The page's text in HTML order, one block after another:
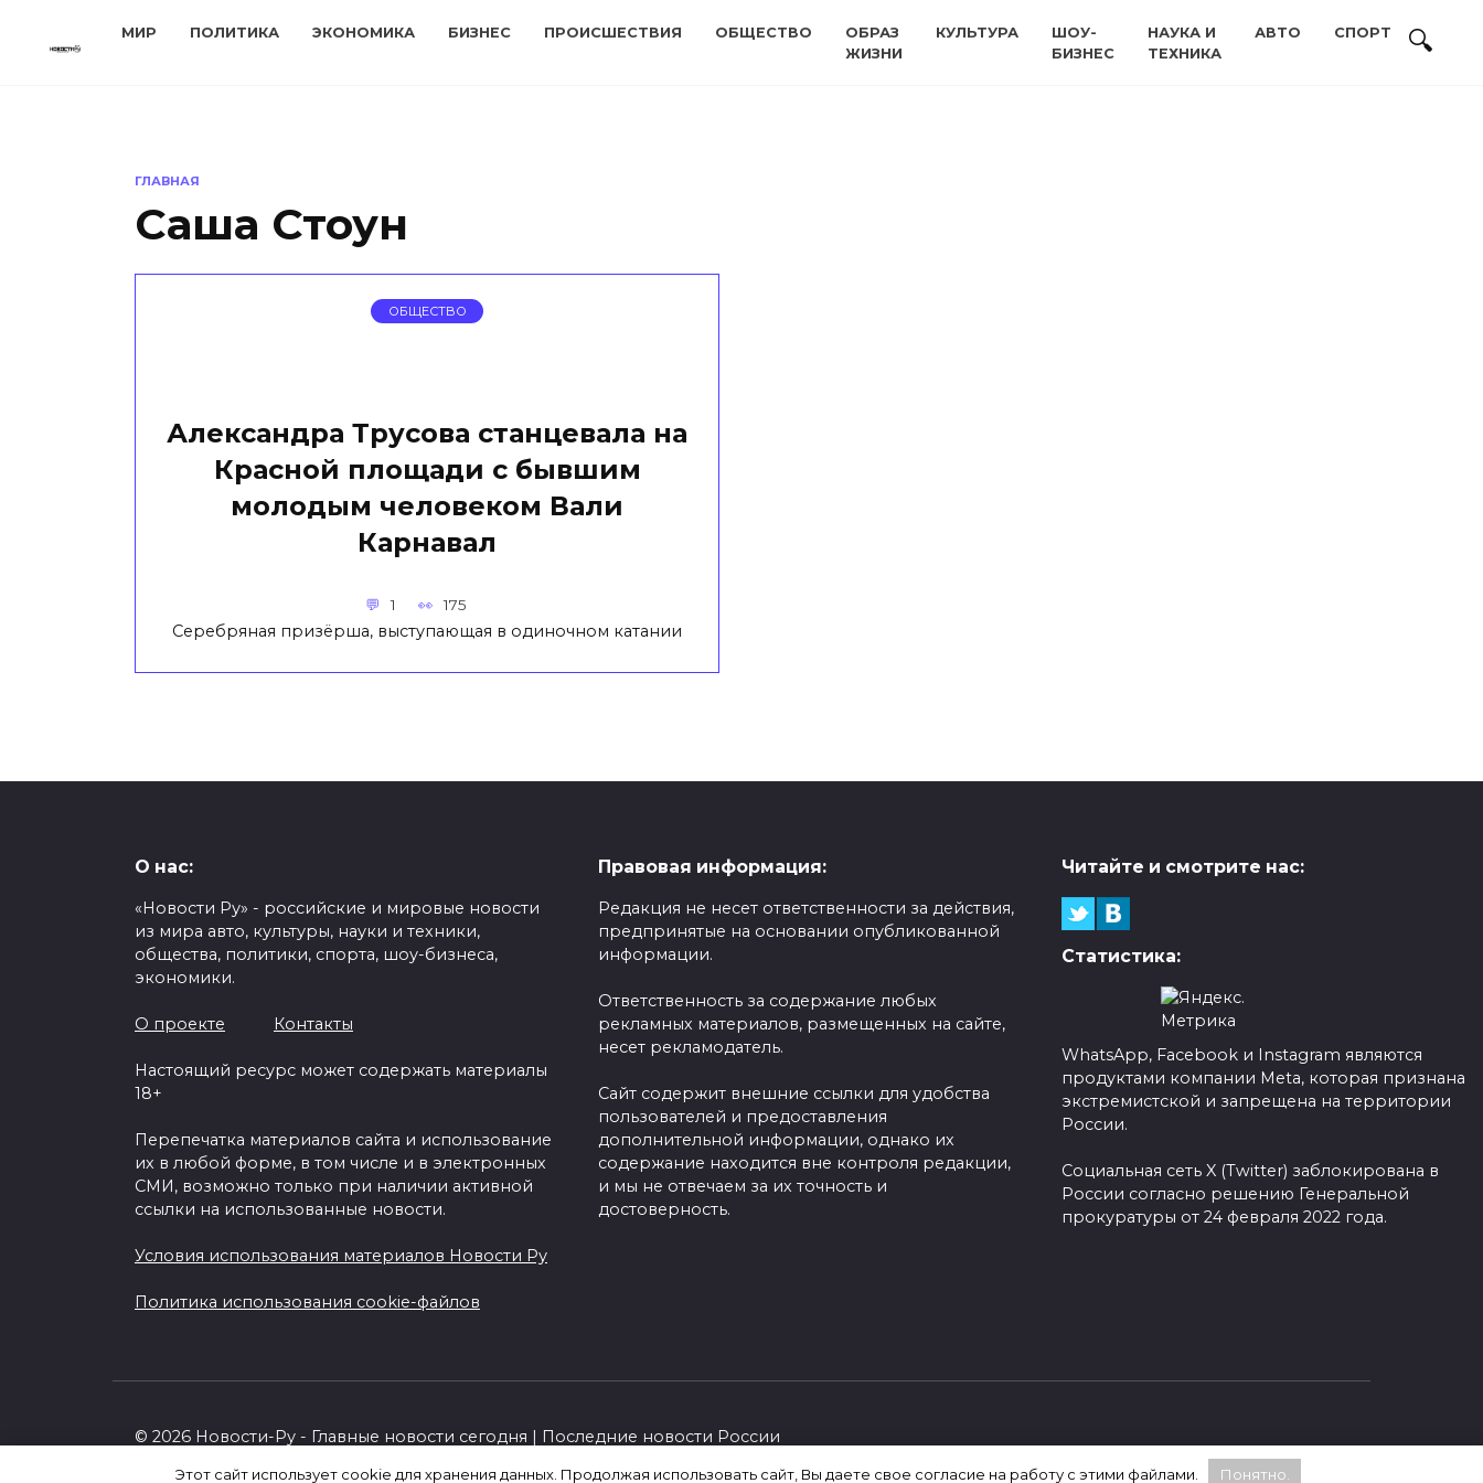
МИР ПОЛИТИКА ЭКОНОМИКА БИЗНЕС ПРОИСШЕСТВИЯ ОБЩЕСТВО
ОБРАЗ
ЖИЗНИ
КУЛЬТУРА
ШОУ-
БИЗНЕС
НАУКА И
ТЕХНИКА
АВТО СПОРТ
ГЛАВНАЯ
Саша Стоун
ОБЩЕСТВО
Александра Трусова станцевала на
Красной площади с бывшим
молодым человеком Вали
Карнавал
1 175
Серебряная призёрша, выступающая в одиночном катании
О нас:
«Новости Ру» - российские и мировые новости
из мира авто, культуры, науки и техники,
общества, политики, спорта, шоу-бизнеса,
экономики.
О проекте Контакты
Настоящий ресурс может содержать материалы
18+
Перепечатка материалов сайта и использование
их в любой форме, в том числе и в электронных
СМИ, возможно только при наличии активной
ссылки на использованные новости.
Условия использования материалов Новости Ру
Политика использования cookie-файлов
Правовая информация:
Редакция не несет ответственности за действия,
предпринятые на основании опубликованной
информации.
Ответственность за содержание любых
рекламных материалов, размещенных на сайте,
несет рекламодатель.
Сайт содержит внешние ссылки для удобства
пользователей и предоставления
дополнительной информации, однако их
содержание находится вне контроля редакции,
и мы не отвечаем за их точность и
достоверность.
Читайте и смотрите нас:
Статистика:
WhatsApp, Facebook и Instagram являются
продуктами компании Meta, которая признана
экстремистской и запрещена на территории
России.
Социальная сеть X (Twitter) заблокирована в
России согласно решению Генеральной
прокуратуры от 24 февраля 2022 года.
© 2026 Новости-Ру - Главные новости сегодня | Последние новости России
Этот сайт использует cookie для хранения данных. Продолжая использовать сайт, Вы даете свое согласие на работу с этими файлами. Понятно.